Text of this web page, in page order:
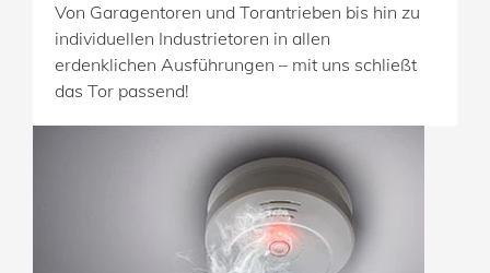
Von Garagentoren und Torantrieben bis hin zu
individuellen Industrietoren in allen
erdenklichen Ausführungen – mit uns schließt
das Tor passend!